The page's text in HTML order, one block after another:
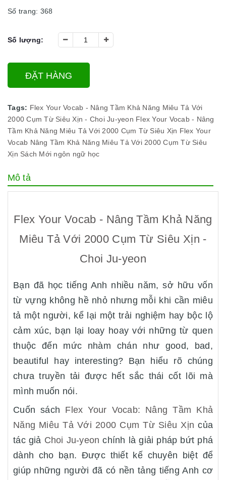
Số trang: 368
Số lượng:
ĐẶT HÀNG
Tags: Flex Your Vocab - Nâng Tầm Khả Năng Miêu Tả Với
2000 Cụm Từ Siêu Xịn - Choi Ju-yeon Flex Your Vocab - Nâng
Tầm Khả Năng Miêu Tả Với 2000 Cụm Từ Siêu Xịn Flex Your
Vocab Nâng Tầm Khả Năng Miêu Tả Với 2000 Cụm Từ Siêu
Xịn Sách Mới ngôn ngữ học
Mô tả
Flex Your Vocab - Nâng Tầm Khả Năng
Miêu Tả Với 2000 Cụm Từ Siêu Xịn -
Choi Ju-yeon
Bạn đã học tiếng Anh nhiều năm, sở hữu vốn
từ vựng không hề nhỏ nhưng mỗi khi cần miêu
tả một người, kể lại một trải nghiệm hay bộc lộ
cảm xúc, bạn lại loay hoay với những từ quen
thuộc đến mức nhàm chán như good, bad,
beautiful hay interesting? Bạn hiểu rõ chúng
chưa truyền tải được hết sắc thái cốt lõi mà
mình muốn nói.
Cuốn sách Flex Your Vocab: Nâng Tầm Khả
Năng Miêu Tả Với 2000 Cụm Từ Siêu Xịn của
tác giả Choi Ju-yeon chính là giải pháp bứt phá
dành cho bạn. Được thiết kế chuyên biệt để
giúp những người đã có nền tảng tiếng Anh cơ